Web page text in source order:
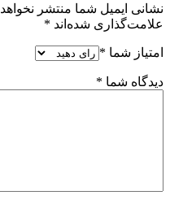
نشانی ایمیل شما منتشر
علامت‌گذاری شده‌اند *
امتیاز شما *
دیدگاه شما *